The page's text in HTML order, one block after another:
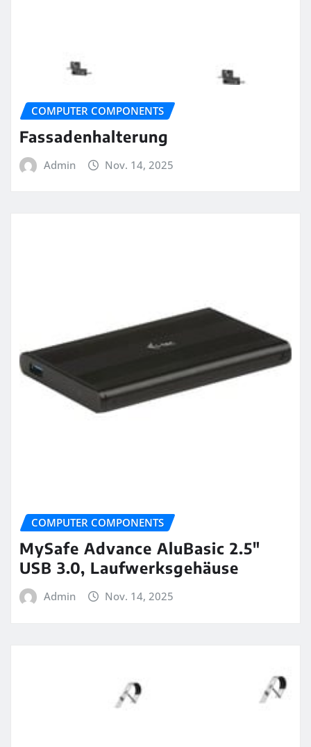
COMPUTER COMPONENTS
Fassadenhalterung
Admin Nov. 14, 2025
COMPUTER COMPONENTS
MySafe Advance AluBasic 2.5″
USB 3.0, Laufwerksgehäuse
Admin Nov. 14, 2025